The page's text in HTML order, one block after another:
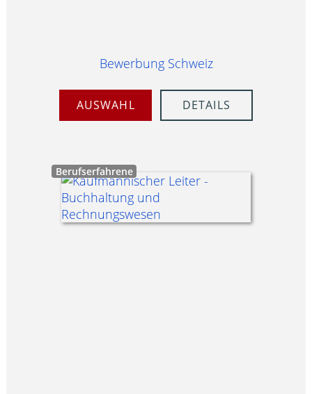
Bewerbung Schweiz
AUSWAHL DETAILS
Berufserfahrene